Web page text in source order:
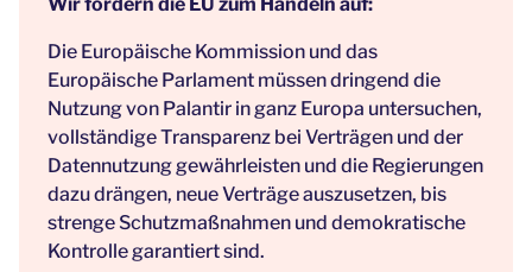
Die Europäische Kommission und das
Europäische Parlament müssen dringend die
Nutzung von Palantir in ganz Europa untersuchen,
vollständige Transparenz bei Verträgen und der
Datennutzung gewährleisten und die Regierungen
dazu drängen, neue Verträge auszusetzen, bis
strenge Schutzmaßnahmen und demokratische
Kontrolle garantiert sind.